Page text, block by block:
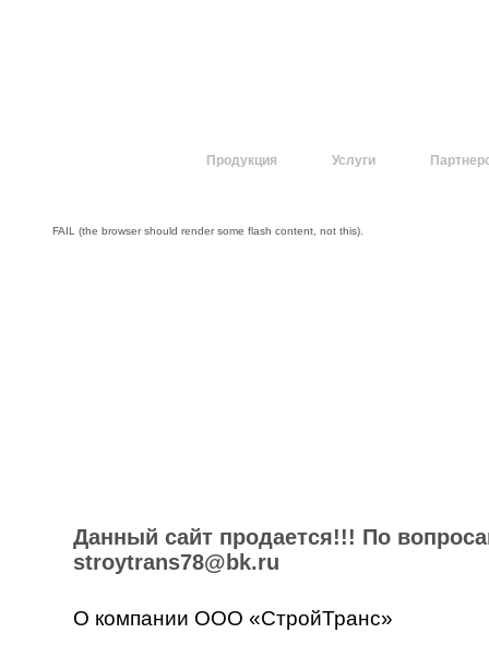
Продукция Услуги
FAIL (the browser should render some flash content, not this).
Данный сайт продается!!! По
stroytrans78@bk.ru
О компании ООО «СтройТранс»